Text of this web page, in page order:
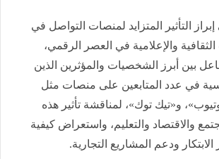
التأثير المتزايد لمنصات التواصل في
والإعلامية في العصر الرقمي،
بين أبرز الشخصيات والمؤثرين الذين
في عدد المتابعين على منصات مثل
و«تيك توك»، لمناقشة تأثير هذه
والاقتصاد والتعليم، واستعراض كيفية
الابتكار ودعم المشاريع التجارية.